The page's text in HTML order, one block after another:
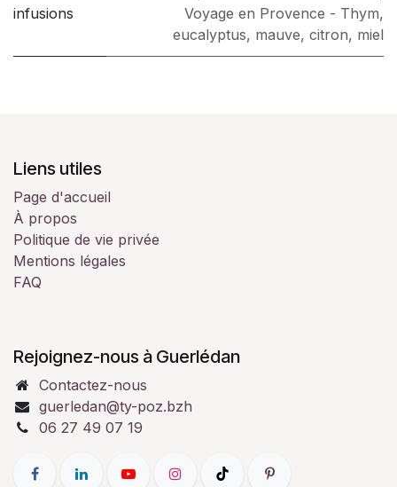
infusions
Voyage en Provence - Thym,
eucalyptus, mauve, citron, miel
Liens utiles
Page d'accueil
À propos
Politique de vie privée
Mentions légales
FAQ
Rejoignez-nous à Guerlédan
Contactez-nous
guerledan@ty-poz.bzh
06 27 49 07 19